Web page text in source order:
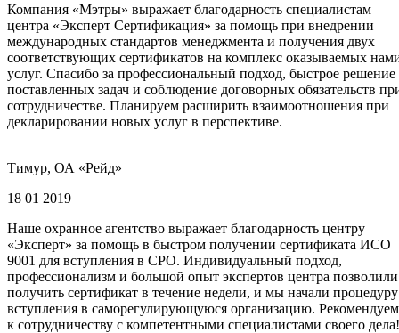
Компания «Мэтры» выражает благодарность специалистам
центра «Эксперт Сертификация» за помощь при внедрении
международных стандартов менеджмента и получения двух
соответствующих сертификатов на комплекс оказываемых
услуг. Спасибо за профессиональный подход, быстрое решение
поставленных задач и соблюдение договорных обязательств
сотрудничестве. Планируем расширить взаимоотношения при
декларировании новых услуг в перспективе.
Тимур, ОА «Рейд»
18 01 2019
Наше охранное агентство выражает благодарность центру
«Эксперт» за помощь в быстром получении сертификата ИСО
9001 для вступления в СРО. Индивидуальный подход,
профессионализм и большой опыт экспертов центра позволили
получить сертификат в течение недели, и мы начали процедуру
вступления в саморегулирующуюся организацию. Рекомендуем
к сотрудничеству с компетентными специалистами своего дела!